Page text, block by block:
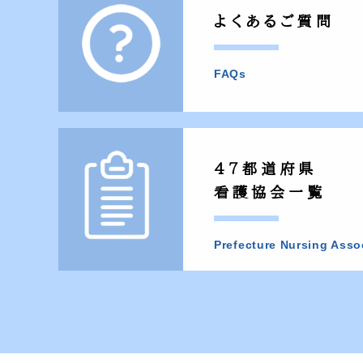
よくあるご質問
FAQs
47都道府県
看護協会一覧
Prefecture Nursing